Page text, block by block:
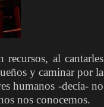
al cantarles
y caminar por la
humanos -decía- no
nos conocemos.